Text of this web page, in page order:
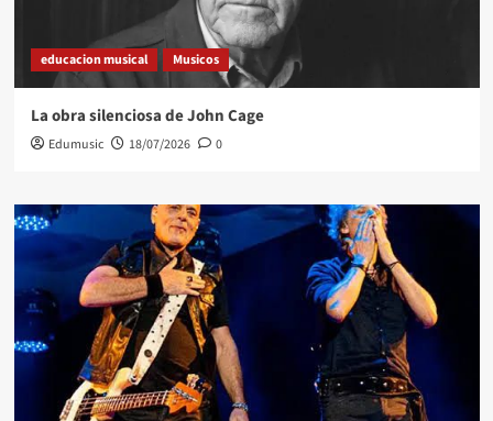
educacion musical Musicos
La obra silenciosa de John Cage
Edumusic 18/07/2026 0